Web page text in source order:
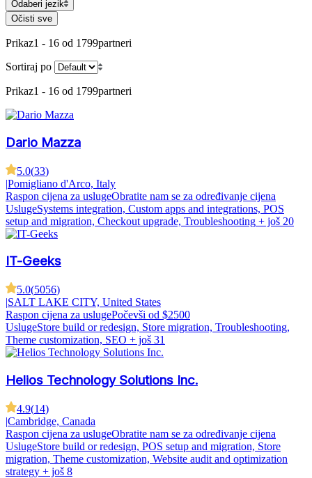
Odaberi jezik
Očisti sve
Prikaz1 - 16 od 1799partneri
Sortiraj po
Prikaz1 - 16 od 1799partneri
Dario Mazza
5.0(33)
|Pomigliano d'Arco, Italy
Raspon cijena za uslugeObratite nam se za određivanje cijena
UslugeSystems integration, Custom apps and integrations, POS
setup and migration, Checkout upgrade, Troubleshooting + još 20
IT-Geeks
5.0(5056)
|SALT LAKE CITY, United States
Raspon cijena za uslugePočevši od $2500
UslugeStore build or redesign, Store migration, Troubleshooting,
Theme customization, SEO + još 31
Helios Technology Solutions Inc.
4.9(14)
|Cambridge, Canada
Raspon cijena za uslugeObratite nam se za određivanje cijena
UslugeStore build or redesign, POS setup and migration, Store
migration, Theme customization, Website audit and optimization
strategy + još 8